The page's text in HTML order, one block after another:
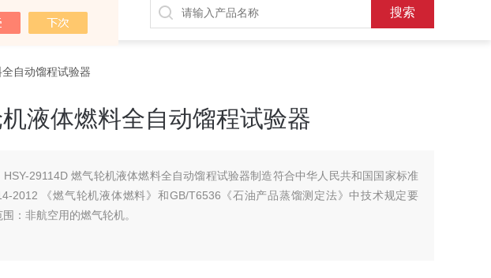
自动馏程试验器
液体燃料全自动馏程试验器
HSY-29114D 燃气轮机液体燃料全自动馏程试验器制造符合中华人民共和国国家标准
2012 《燃气轮机液体燃料》和GB/T6536《石油产品蒸馏测定法》中技术规定要
：非航空用的燃气轮机。